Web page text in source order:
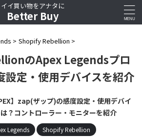
イイ買い物をアナタに
Better Buy
> Shopify Rebellion >
のApex Legendsプロ
設定・使用デバイスを紹介
】zap(ザップ)の感度設定・使用デバイ
？コントローラー・モニターを紹介
Legends Shopify Rebellion